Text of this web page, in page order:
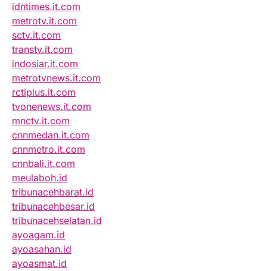
idntimes.it.com
metrotv.it.com
sctv.it.com
transtv.it.com
indosiar.it.com
metrotvnews.it.com
rctiplus.it.com
tvonenews.it.com
mnctv.it.com
cnnmedan.it.com
cnnmetro.it.com
cnnbali.it.com
meulaboh.id
tribunacehbarat.id
tribunacehbesar.id
tribunacehselatan.id
ayoagam.id
ayoasahan.id
ayoasmat.id